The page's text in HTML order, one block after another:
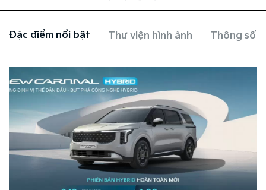
Đặc điểm nổi bật Thư viện hình ảnh Thông số